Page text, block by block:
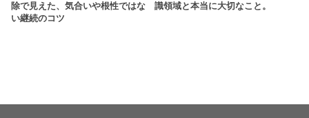
除で見えた、気合いや根性ではな
い継続のコツ
識領域と本当に大切なこと。